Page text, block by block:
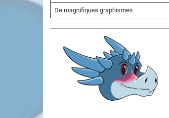
De magnifiques graphismes